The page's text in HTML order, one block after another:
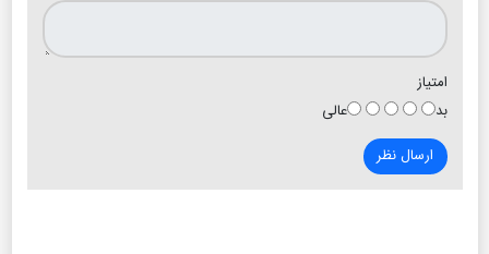
امتیاز
بد
عالی
ارسال نظر